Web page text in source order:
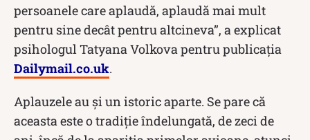
persoanele care aplaudă, aplaudă mai mult
pentru sine decât pentru altcineva”, a explicat
psihologul Tatyana Volkova pentru publicația
Dailymail.co.uk.
Aplauzele au și un istoric aparte. Se pare că
aceasta este o tradiție îndelungată, de zeci de